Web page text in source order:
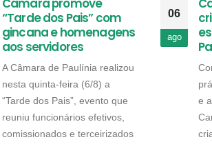
Câmara promove
“Tarde dos Pais” com
gincana e homenagens
aos servidores
A Câmara de Paulínia realizou
nesta quinta-feira (6/8) a
“Tarde dos Pais”, evento que
reuniu funcionários efetivos,
comissionados e terceirizados
06
ago
e